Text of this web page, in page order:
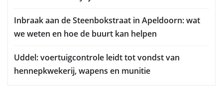
Inbraak aan de Steenbokstraat in Apeldoorn: wat
we weten en hoe de buurt kan helpen
Uddel: voertuigcontrole leidt tot vondst van
hennepkwekerij, wapens en munitie